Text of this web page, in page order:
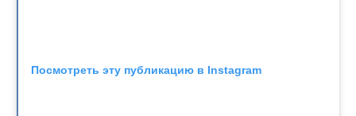
Посмотреть эту публикацию в Instagram